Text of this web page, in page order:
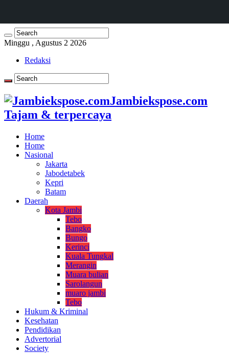
Minggu , Agustus 2 2026
Redaksi
Jambiekspose.com
Tajam & terpercaya
Home
Home
Nasional
Jakarta
Jabodetabek
Kepri
Batam
Daerah
Kota Jambi
Tebo
Bangko
Bungo
Kerinci
Kuala Tungkal
Merangin
Muara bulian
Sarolangun
muaro jambi
Tebo
Hukum & Kriminal
Kesehatan
Pendidikan
Advertorial
Society